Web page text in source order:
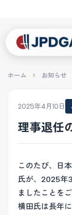
ホーム > お知らせ
2025年4月10日
理事退任
このたび、日
氏が、2025年
ましたことを
横田氏は長年